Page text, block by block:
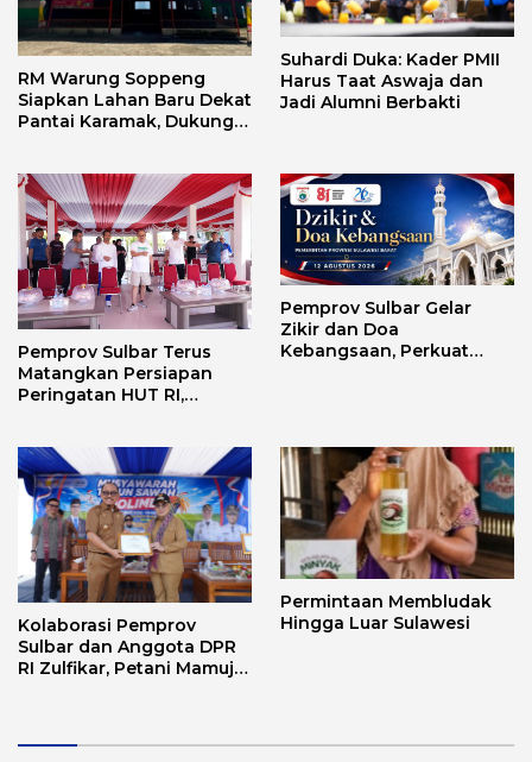
RM Warung Soppeng
Siapkan Lahan Baru Dekat
Pantai Karamak, Dukung
Suhardi Duka: Kader PMII
Harus Taat Aswaja dan
Jadi Alumni Berbakti
Pemprov Sulbar Terus
Matangkan Persiapan
Peringatan HUT RI,
Pemprov Sulbar Gelar
Zikir dan Doa
Kebangsaan, Perkuat
Kolaborasi Pemprov
Sulbar dan Anggota DPR
RI Zulfikar, Petani Mamuju
Permintaan Membludak
Hingga Luar Sulawesi